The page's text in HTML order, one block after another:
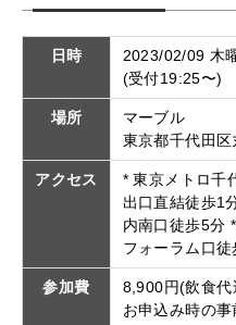
日時
2023/02/09 木
(受付19:25〜)
場所
マーブル
東京都千代田
アクセス
* 東京メトロ
出口直結徒
内南口徒歩5
フォーラム口徒
参加費
8,900円(飲食代
お申込み時の事